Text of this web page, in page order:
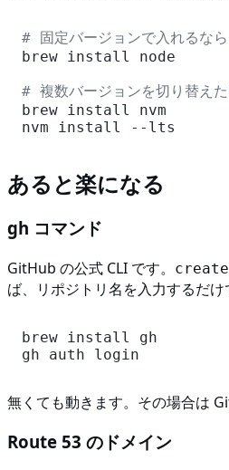
# 固定バージョンで入れるなら
brew install node
# 複数バージョンを切り替え
brew install nvm
あると楽になる
gh コマンド
GitHub の公式 CLI です。
ば、リポジトリ名を入力するだけ
brew install gh
無くても動きます。その場合は
Route 53 のドメイン